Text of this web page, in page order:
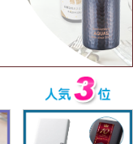
～30,000円
50,001円～